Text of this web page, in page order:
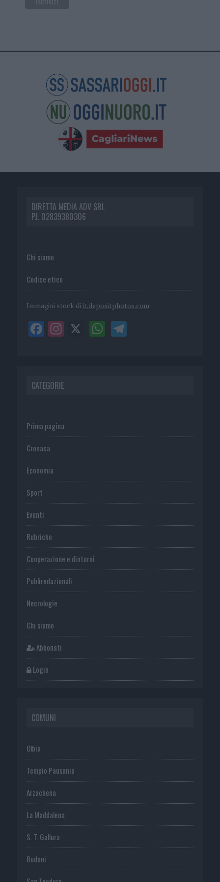
DIRETTA MEDIA ADV SRL
P.I. 02839380306
Chi siamo
Codice etico
Immagini stock di it.depositphotos.com
CATEGORIE
Prima pagina
Cronaca
Economia
Sport
Eventi
Rubriche
Cooperazione e dintorni
Publiredazionali
Necrologie
Chi siamo
Abbonati
Login
COMUNI
Olbia
Tempio Pausania
Arzachena
La Maddalena
S. T. Gallura
Budoni